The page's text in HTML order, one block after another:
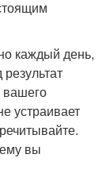
каждый день,
вашего
устраивает
вы